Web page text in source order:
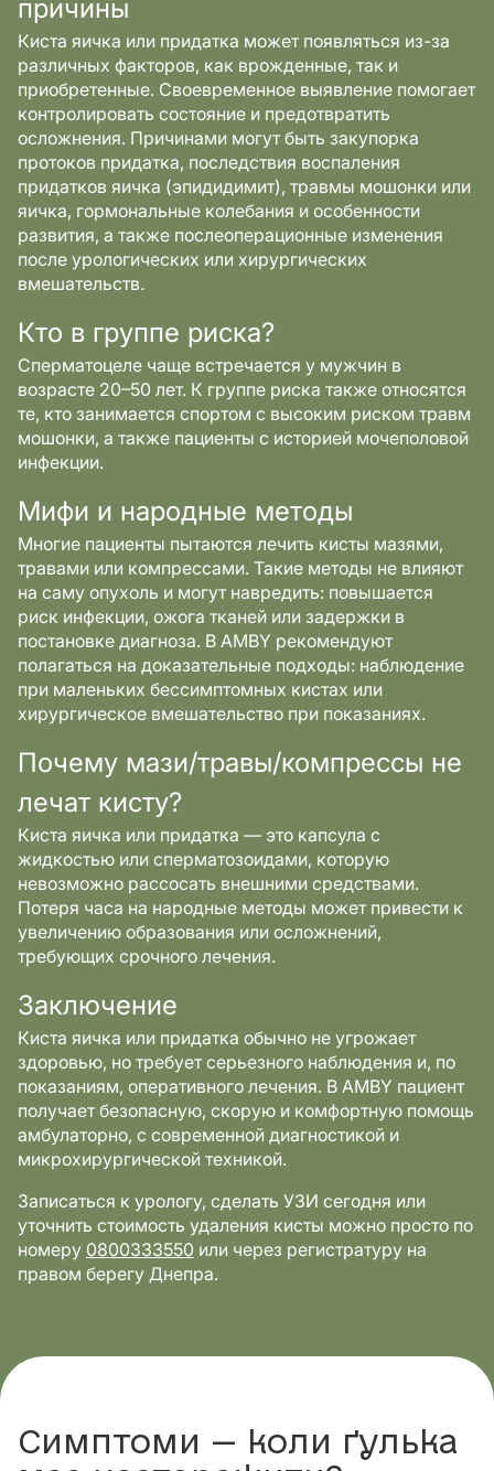
причины
Киста яичка или придатка может появляться из-за
различных факторов, как врожденные, так и
приобретенные. Своевременное выявление помогает
контролировать состояние и предотвратить
осложнения. Причинами могут быть закупорка
протоков придатка, последствия воспаления
придатков яичка (эпидидимит), травмы мошонки или
яичка, гормональные колебания и особенности
развития, а также послеоперационные изменения
после урологических или хирургических
вмешательств.
Кто в группе риска?
Сперматоцеле чаще встречается у мужчин в
возрасте 20–50 лет. К группе риска также относятся
те, кто занимается спортом с высоким риском травм
мошонки, а также пациенты с историей мочеполовой
инфекции.
Мифи и народные методы
Многие пациенты пытаются лечить кисты мазями,
травами или компрессами. Такие методы не влияют
на саму опухоль и могут навредить: повышается
риск инфекции, ожога тканей или задержки в
постановке диагноза. В AMBY рекомендуют
полагаться на доказательные подходы: наблюдение
при маленьких бессимптомных кистах или
хирургическое вмешательство при показаниях.
Почему мази/травы/компрессы не
лечат кисту?
Киста яичка или придатка — это капсула с
жидкостью или сперматозоидами, которую
невозможно рассосать внешними средствами.
Потеря часа на народные методы может привести к
увеличению образования или осложнений,
требующих срочного лечения.
Заключение
Киста яичка или придатка обычно не угрожает
здоровью, но требует серьезного наблюдения и, по
показаниям, оперативного лечения. В AMBY пациент
получает безопасную, скорую и комфортную помощь
амбулаторно, с современной диагностикой и
микрохирургической техникой.
Записаться к урологу, сделать УЗИ сегодня или
уточнить стоимость удаления кисты можно просто по
номеру 0800333550 или через регистратуру на
правом берегу Днепра.
Симптоми — коли ґулька